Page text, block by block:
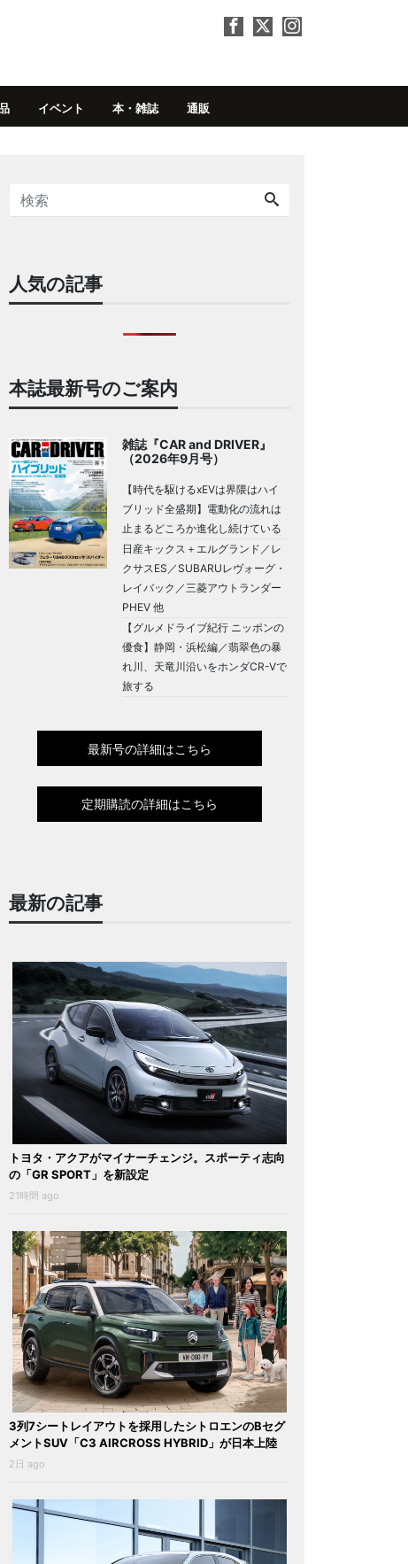
イベント 本・雑誌 通販
人気の記事
本誌最新号のご案内
雑誌『CAR and DRIVER』
（2026年9月号）
【時代を駆けるxEVは界隈はハイ
ブリッド全盛期】電動化の流れは
止まるどころか進化し続けている
日産キックス＋エルグランド／レ
クサスES／SUBARUレヴォーグ・
レイバック／三菱アウトランダー
PHEV 他
【グルメドライブ紀行 ニッポンの
優食】静岡・浜松編／翡翠色の暴
れ川、天竜川沿いをホンダCR-Vで
旅する
最新号の詳細はこちら
定期購読の詳細はこちら
最新の記事
トヨタ・アクアがマイナーチェンジ。スポーティ志向
の「GR SPORT」を新設定
21時間 ago
3列7シートレイアウトを採用したシトロエンのBセグ
メントSUV「C3 AIRCROSS HYBRID」が日本上陸
2日 ago